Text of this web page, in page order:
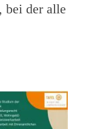
bei der alle